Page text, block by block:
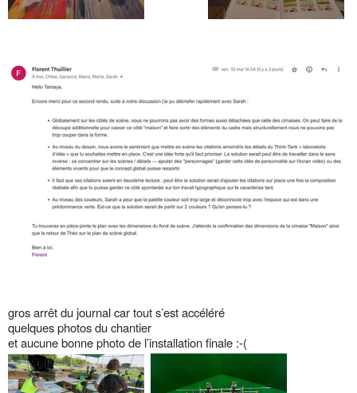
gros arrêt du journal car tout s’est accéléré
quelques photos du chantier
et aucune bonne photo de l’installation finale :-(